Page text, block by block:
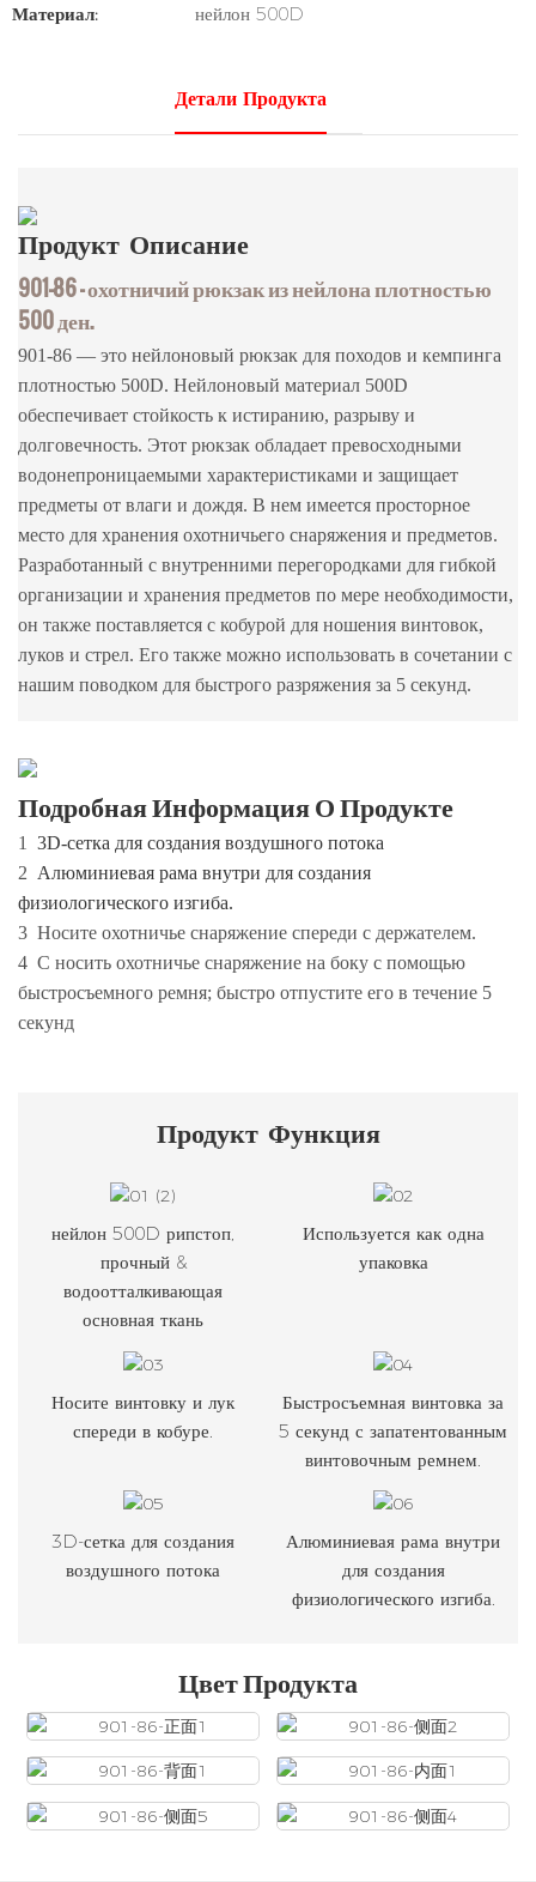
Материал:
нейлон 500D
Детали Продукта
Продукт Описание
901-86 — охотничий рюкзак из нейлона плотностью
500 ден.
901-86 — это нейлоновый рюкзак для походов и кемпинга
плотностью 500D. Нейлоновый материал 500D
обеспечивает стойкость к истиранию, разрыву и
долговечность. Этот рюкзак обладает превосходными
водонепроницаемыми характеристиками и защищает
предметы от влаги и дождя. В нем имеется просторное
место для хранения охотничьего снаряжения и предметов.
Разработанный с внутренними перегородками для гибкой
организации и хранения предметов по мере необходимости,
он также поставляется с кобурой для ношения винтовок,
луков и стрел. Его также можно использовать в сочетании с
нашим поводком для быстрого разряжения за 5 секунд.
Подробная Информация О Продукте
1
3D-сетка для создания воздушного потока
2 Алюминиевая рама внутри для создания
физиологического изгиба.
3 Носите охотничье снаряжение спереди с держателем.
4 C носить охотничье снаряжение на боку с помощью
быстросъемного ремня; быстро отпустите его в течение 5
секунд
Продукт Функция
нейлон 500D рипстоп,
прочный &
водоотталкивающая
основная ткань
Используется как одна
упаковка
Носите винтовку и лук
спереди в кобуре.
Быстросъемная винтовка за
5 секунд с запатентованным
винтовочным ремнем.
3D-сетка для создания
воздушного потока
Алюминиевая рама внутри
для создания
физиологического изгиба.
Цвет Продукта